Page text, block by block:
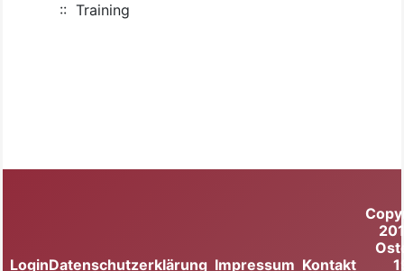
:: Training
LoginDatenschutzerklärung Impressum Kontakt